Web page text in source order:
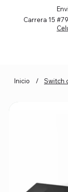
Carrera 15
Inicio / Switch